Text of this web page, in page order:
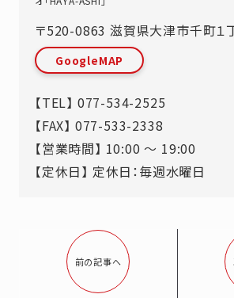
〒520-0863 滋賀県大津市千町１
GoogleMAP
【TEL】 077-534-2525
【FAX】 077-533-2338
【営業時間】 10:00 ～ 19:00
【定休日】 定休日：毎週水曜日
前の記事へ